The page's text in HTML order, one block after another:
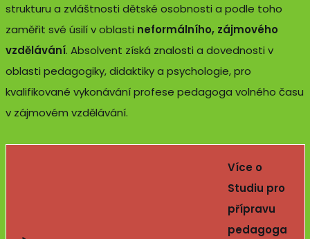
strukturu a zvláštnosti dětské osobnosti a podle toho
zaměřit své úsilí v oblasti neformálního, zájmového
vzdělávání. Absolvent získá znalosti a dovednosti v
oblasti pedagogiky, didaktiky a psychologie, pro
kvalifikované vykonávání profese pedagoga volného času
v zájmovém vzdělávání.
Více o
Studiu pro
přípravu
pedagoga